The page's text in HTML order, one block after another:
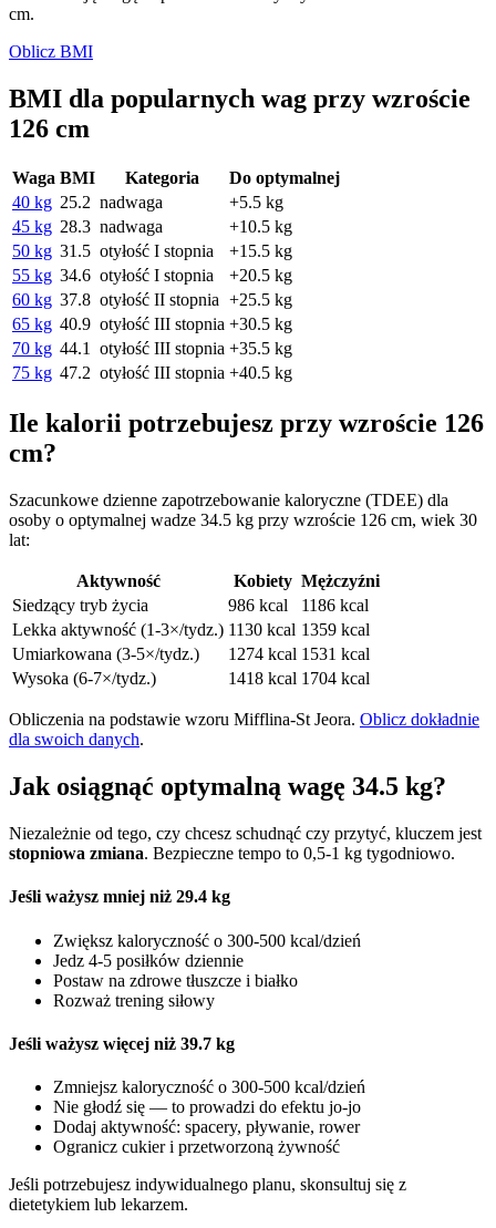
cm.
Oblicz BMI
BMI dla popularnych wag przy wzroście
126 cm
Waga BMI Kategoria
Do optymalnej
40 kg 25.2 nadwaga
+5.5 kg
45 kg 28.3 nadwaga
+10.5 kg
50 kg 31.5 otyłość I stopnia
+15.5 kg
55 kg 34.6 otyłość I stopnia
+20.5 kg
60 kg 37.8 otyłość II stopnia +25.5 kg
65 kg 40.9 otyłość III stopnia +30.5 kg
70 kg 44.1 otyłość III stopnia +35.5 kg
75 kg 47.2 otyłość III stopnia +40.5 kg
Ile kalorii potrzebujesz przy wzroście 126
cm?
Szacunkowe dzienne zapotrzebowanie kaloryczne (TDEE) dla
osoby o optymalnej wadze 34.5 kg przy wzroście 126 cm, wiek 30
lat:
Aktywność Kobiety Mężczyźni
Siedzący tryb życia
986 kcal
1186 kcal
Lekka aktywność (1-3×/tydz.) 1130 kcal 1359 kcal
Umiarkowana (3-5×/tydz.)
1274 kcal 1531 kcal
Wysoka (6-7×/tydz.)
1418 kcal 1704 kcal
Obliczenia na podstawie wzoru Mifflina-St Jeora. Oblicz dokładnie
dla swoich danych.
Jak osiągnąć optymalną wagę 34.5 kg?
Niezależnie od tego, czy chcesz schudnąć czy przytyć, kluczem jest
stopniowa zmiana. Bezpieczne tempo to 0,5-1 kg tygodniowo.
Jeśli ważysz mniej niż 29.4 kg
Zwiększ kaloryczność o 300-500 kcal/dzień
Jedz 4-5 posiłków dziennie
Postaw na zdrowe tłuszcze i białko
Rozważ trening siłowy
Jeśli ważysz więcej niż 39.7 kg
Zmniejsz kaloryczność o 300-500 kcal/dzień
Nie głodź się — to prowadzi do efektu jo-jo
Dodaj aktywność: spacery, pływanie, rower
Ogranicz cukier i przetworzoną żywność
Jeśli potrzebujesz indywidualnego planu, skonsultuj się z
dietetykiem lub lekarzem.